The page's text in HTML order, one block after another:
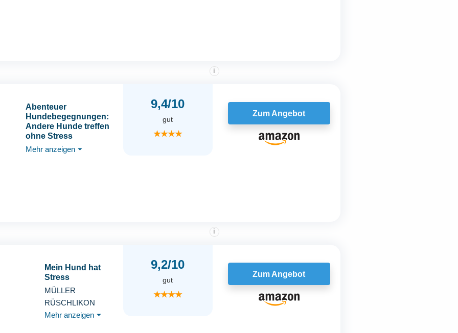
Abenteuer
Hundebegegnungen:
Andere Hunde treffen
ohne Stress
Mehr anzeigen ⏷
9,4/10
i
gut
★★★★
Zum Angebot
Mein Hund hat
Stress
MÜLLER
RÜSCHLIKON
Mehr anzeigen ⏷
9,2/10
i
gut
★★★★
Zum Angebot